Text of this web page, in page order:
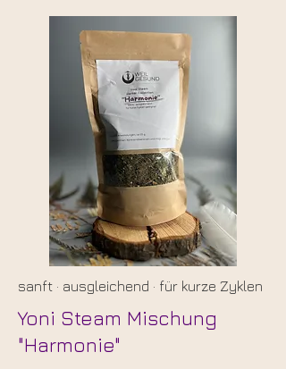
sanft · ausgleichend · für kurze Zyklen
Yoni Steam Mischung
"Harmonie"